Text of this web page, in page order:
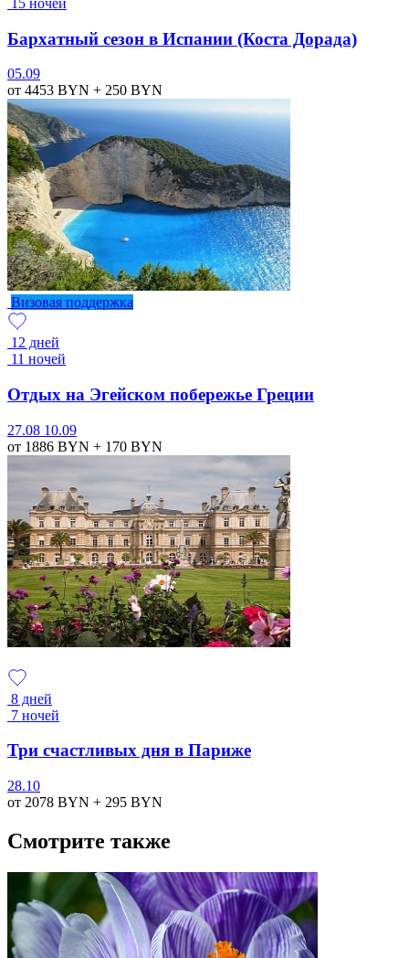
Бархатный сезон в Испании (Коста Дорада)
05.09
от 4453 BYN + 250 BYN
Визовая поддержка
12 дней
11 ночей
Отдых на Эгейском побережье Греции
27.08 10.09
от 1886 BYN + 170 BYN
8 дней
7 ночей
Три счастливых дня в Париже
28.10
от 2078 BYN + 295 BYN
Смотрите также